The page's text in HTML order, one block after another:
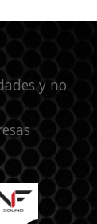
y no